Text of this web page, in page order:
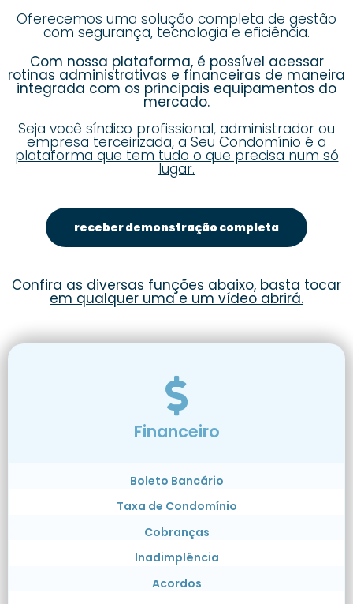
Oferecemos uma solução completa de gestão
com segurança, tecnologia e eficiência.
Com nossa plataforma, é possível acessar
rotinas administrativas e financeiras de maneira
integrada com os principais equipamentos do
mercado.
Seja você síndico profissional, administrador ou
empresa terceirizada, a Seu Condomínio é a
plataforma que tem tudo o que precisa num só
lugar.
receber demonstração completa
Confira as diversas funções abaixo, basta tocar
em qualquer uma e um vídeo abrirá.
Financeiro
Boleto Bancário
Taxa de Condomínio
Cobranças
Inadimplência
Acordos